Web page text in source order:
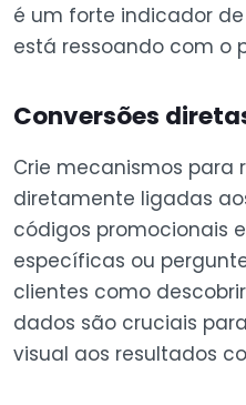
é um forte indicador
está ressoando com o
Conversões
Crie mecanismos para
diretamente ligadas
códigos promocionais
específicas ou
clientes como
dados são cruciais
visual aos resultados